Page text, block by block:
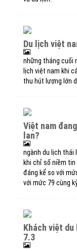
du lịch việt
những tháng cuối
lịch việt nam khi
thu hút lượng lớn
việt nam đang gia tăng áp lực với du lịch thái
lan?
ngành du lịch thái
khi chỉ số niềm
đáng kể so với
với mức 79 cùng kỳ
khách việt du lịch mông cổ được miễn visa từ
7.3